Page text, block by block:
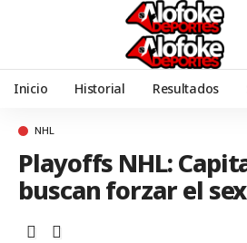
Inicio Historial Resultados
NHL
Playoffs NHL:
buscan forzar el